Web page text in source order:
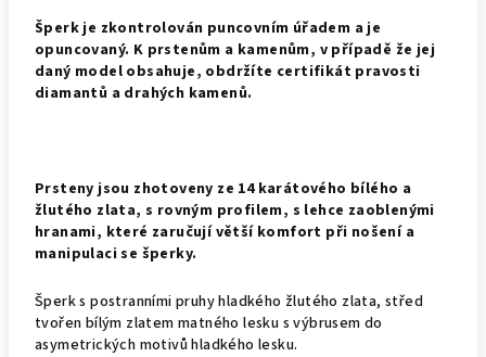
Šperk je zkontrolován puncovním úřadem a je
opuncovaný. K prstenům a kamenům, v případě že jej
daný model obsahuje, obdržíte certifikát pravosti
diamantů a drahých kamenů.
Prsteny jsou zhotoveny ze 14 karátového bílého a
žlutého zlata, s rovným profilem, s lehce zaoblenými
hranami, které zaručují větší komfort při nošení a
manipulaci se šperky.
Šperk s postranními pruhy hladkého žlutého zlata, střed
tvořen bílým zlatem matného lesku s výbrusem do
asymetrických motivů hladkého lesku.